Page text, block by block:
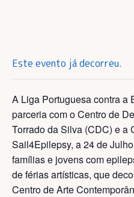
Este evento já decorreu.
A Liga Portuguesa contra a
parceria com o Centro de
Torrado da Silva (CDC) e a
Sail4Epilepsy, a 24 de
famílias e jovens com
de férias artísticas, que
Centro de Arte